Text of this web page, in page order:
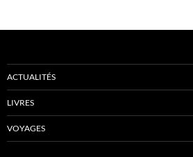
ACTUALITÉS
LIVRES
VOYAGES